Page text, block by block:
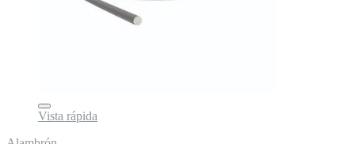
Vista rápida